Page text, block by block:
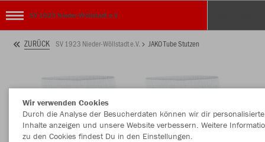
SV 1923 Nieder-Wöllstadt e.V.
ZURÜCK SV 1923 Nieder-Wöllstadt e.V. JAKO Tube Stutzen
Wir verwenden Cookies
Durch die Analyse der Besucherdaten können wir dir personalisierte
Inhalte anzeigen und unsere Website verbessern. Weitere
zu den Cookies findest Du in den Einstellungen.